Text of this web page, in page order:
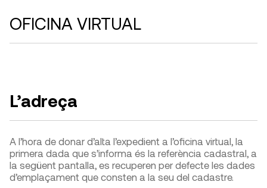
OFICINA VIRTUAL
L’adreça
A l’hora de donar d’alta l’expedient a l’oficina virtual, la
primera dada que s’informa és la referència cadastral, a
la següent pantalla, es recuperen per defecte les dades
d’emplaçament que consten a la seu del cadastre.